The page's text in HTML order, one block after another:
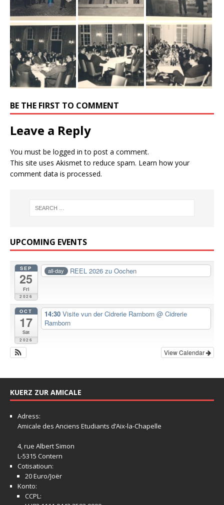
BE THE FIRST TO COMMENT
Leave a Reply
You must be logged in to post a comment.
This site uses Akismet to reduce spam. Learn how your
comment data is processed.
UPCOMING EVENTS
SEP
25
Fri
2026
all-day REEL 2026 zu Oochen
OCT
17
Sat
2026
14:30 Visite vun der Cidrerie Ramborn @ Cidrerie
Ramborn
View Calendar
KUERZ ZUR AMICALE
Adress:
Amicale des Anciens Etudiants d’Aix-la-Chapelle
4, rue Albert Simon
L-5315 Contern
Cotisatioun:
20 Euro/Joër
Konto:
CCPL: